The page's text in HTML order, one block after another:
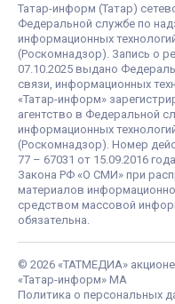
Татар-информ (Татар)
Федеральной службе по
информационных
(Роскомнадзор). Запись о
07.10.2025 выдано
связи, информационных
«Татар-информ»
агентство в Федеральной
информационных
(Роскомнадзор). Номер
77 – 67031 от 15.09.2016
Закона РФ «О СМИ» при
материалов
средством массовой
обязательна.
© 2026 «ТАТМЕДИА»
«Татар-информ» МА
Политика о персональных